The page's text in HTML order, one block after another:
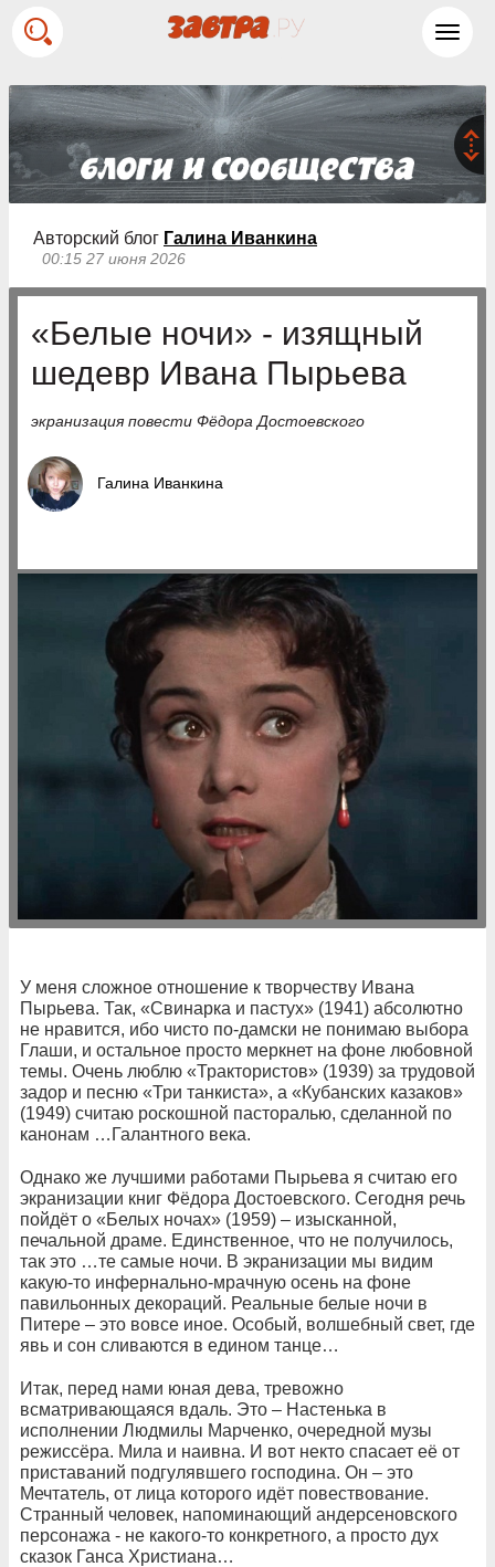
Авторский блог Галина Иванкина
00:15 27 июня 2026
«Белые ночи» - изящный
шедевр Ивана Пырьева
экранизация повести Фёдора Достоевского
Галина Иванкина
У меня сложное отношение к творчеству Ивана
Пырьева. Так, «Свинарка и пастух» (1941) абсолютно
не нравится, ибо чисто по-дамски не понимаю выбора
Глаши, и остальное просто меркнет на фоне любовной
темы. Очень люблю «Трактористов» (1939) за трудовой
задор и песню «Три танкиста», а «Кубанских казаков»
(1949) считаю роскошной пасторалью, сделанной по
канонам …Галантного века.
Однако же лучшими работами Пырьева я считаю его
экранизации книг Фёдора Достоевского. Сегодня речь
пойдёт о «Белых ночах» (1959) – изысканной,
печальной драме. Единственное, что не получилось,
так это …те самые ночи. В экранизации мы видим
какую-то инфернально-мрачную осень на фоне
павильонных декораций. Реальные белые ночи в
Питере – это вовсе иное. Особый, волшебный свет, где
явь и сон сливаются в едином танце…
Итак, перед нами юная дева, тревожно
всматривающаяся вдаль. Это – Настенька в
исполнении Людмилы Марченко, очередной музы
режиссёра. Мила и наивна. И вот некто спасает её от
приставаний подгулявшего господина. Он – это
Мечтатель, от лица которого идёт повествование.
Странный человек, напоминающий андерсеновского
персонажа - не какого-то конкретного, а просто дух
сказок Ганса Христиана…